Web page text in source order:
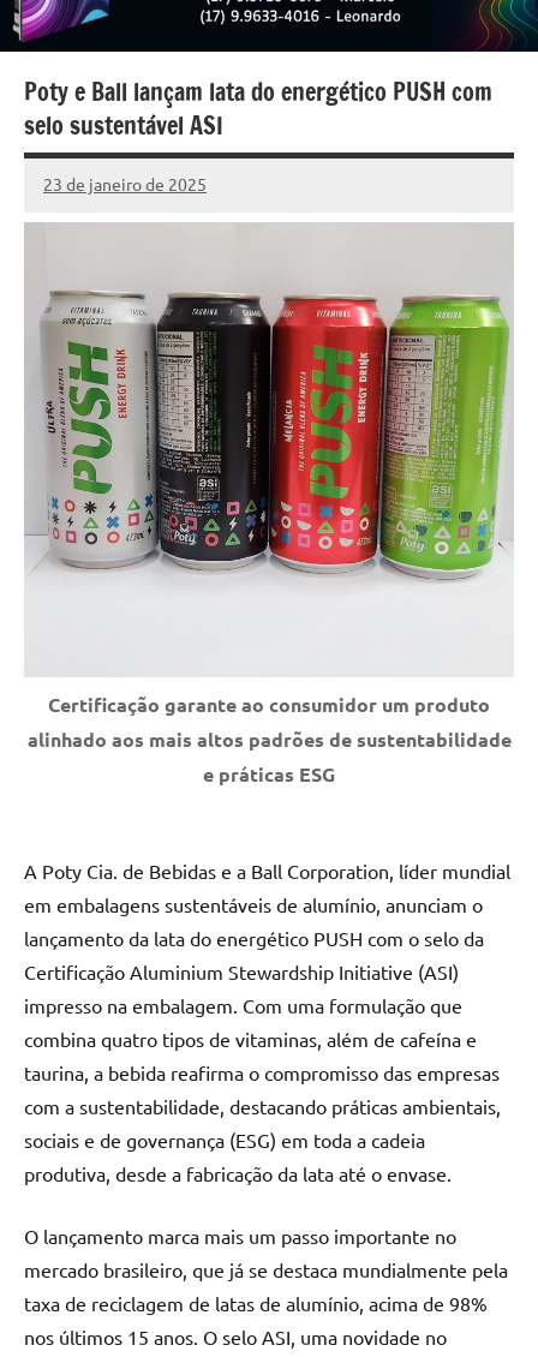
Poty e Ball lançam lata do energético PUSH com
selo sustentável ASI
23 de janeiro de 2025
Marcelo
Fachin
2.629
comentários
Certificação garante ao consumidor um produto
alinhado aos mais altos padrões de sustentabilidade
e práticas ESG
A Poty Cia. de Bebidas e a Ball Corporation, líder mundial
em embalagens sustentáveis de alumínio, anunciam o
lançamento da lata do energético PUSH com o selo da
Certificação Aluminium Stewardship Initiative (ASI)
impresso na embalagem. Com uma formulação que
combina quatro tipos de vitaminas, além de cafeína e
taurina, a bebida reafirma o compromisso das empresas
com a sustentabilidade, destacando práticas ambientais,
sociais e de governança (ESG) em toda a cadeia
produtiva, desde a fabricação da lata até o envase.
O lançamento marca mais um passo importante no
mercado brasileiro, que já se destaca mundialmente pela
taxa de reciclagem de latas de alumínio, acima de 98%
nos últimos 15 anos. O selo ASI, uma novidade no